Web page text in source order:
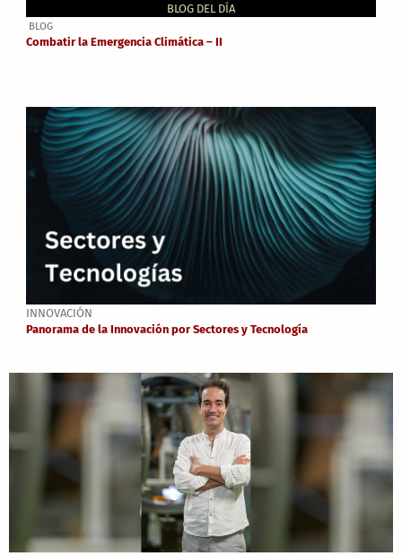
BLOG DEL DÍA
BLOG
Combatir la Emergencia Climática – II
INNOVACIÓN
Panorama de la Innovación por Sectores y Tecnología